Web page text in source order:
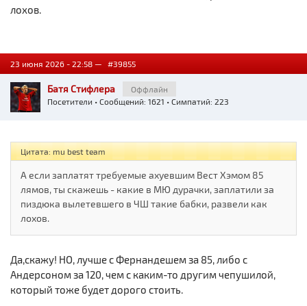
лохов.
23 июня 2026 - 22:58 — #39855
Батя Стифлера
Оффлайн
Посетители • Сообщений: 1621 • Симпатий: 223
Цитата: mu best team
А если заплатят требуемые ахуевшим Вест Хэмом 85
лямов, ты скажешь - какие в МЮ дурачки, заплатили за
пиздюка вылетевшего в ЧШ такие бабки, развели как
лохов.
Да,скажу! НО, лучше с Фернандешем за 85, либо с
Андерсоном за 120, чем с каким-то другим чепушилой,
который тоже будет дорого стоить.